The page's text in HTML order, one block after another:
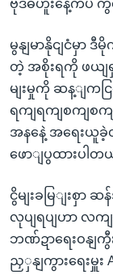
ဗုဒ်ဓဟူးနေ့ကပဲ ကွ
မွနျမာနိုငျငံမှာ
တဲ့ အစိုးရကို ဖယျ
မျးမှုကို ဆန့ျကင
ရကျရကျစကျစ
အနနေဲ့ အရေးယူခဲ့
ဖောျပွထားပါတယ
ငွိမျးခမြျးစှာ
လုပျရပျဟာ လကျ
ဘဏ်ဍာရေးဝနျကွီး
ညှှနျကွားရေးမှူး